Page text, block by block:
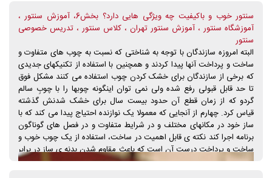
کاری باشید ، شما خیلی سریع تر و خیلی بهتر یادمیگیرید و میتوانید نوازنده
پیانو شوید .
سنتور خوب و باکیفیت چه ویژگی هایی دارد؟ بخش6، آموزش سنتور ،
آموزشگاه سنتور ، آموزش سنتور تهران ، کلاس سنتور ، تدریس خصوصی
سنتور
البته امروزه سازندگان با توجه به شناختی که نسبت به چوب های متفاوت و
ساخت و پرداخت آنها پیدا کردند و همچنین با استفاده از تکنیکهای جدیدی
که برخی از سازندگان برای خشک کردن چوب استفاده می کنند مشکل فوق
تا حد قابل قبولی رفع شده ولی نمی توان اینگونه چوبها را با چوبِ سالم
گردو که از زمان قطع آن حدود بیست سال برای خشک شدنش گذشته
قیاس کرد. چهارم از آنجایی که معمولا یک نوازنده احتیاج پیدا می کند که با
ساز خود در مکانهای مختلف و در شرایط متفاوت و در فصل های گوناگون
برنامه اجرا کند نکته ی قابل اهمیت در ساخت، استفاده از یک چوب خوب و
ساخت و پرداخت درست آن است که باعث مقاوم شدن بدنه ی ساز در برابر
ناملایمتهای طبیعی شود. مقاومت در برابر مسائلی چون گرما، سرما،